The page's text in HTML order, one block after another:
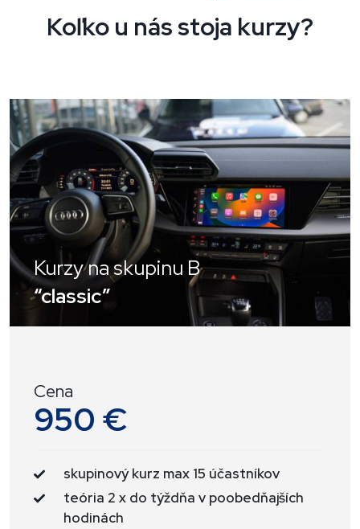
Koľko u nás stoja kurzy?
Kurzy na skupinu B
“classic”
Cena
950 €
skupinový kurz max 15 účastníkov
teória 2 x do týždňa v poobedňajších
hodinách